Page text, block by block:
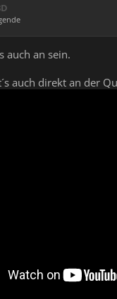
auch an sein.
auch direkt an der